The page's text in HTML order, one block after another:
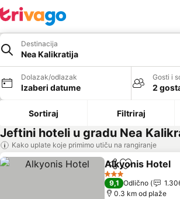
Destinacija
Nea Kalikratija
Dolazak/odlazak
Izaberi datume
Gosti i
2
Sortiraj Filtriraj
Jeftini hoteli u gradu Nea
Kako uplate koje primimo utiču na rangiranje
Deli Dodati u
Alkyonis Hotel
3 Zvezdice
9,1 Odlično
0.3 km od plaže